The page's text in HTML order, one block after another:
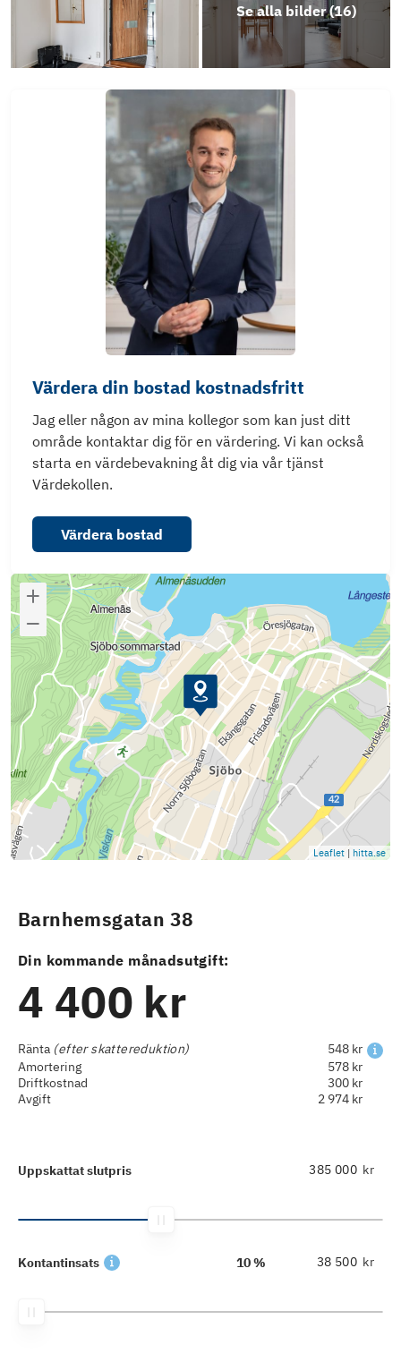
Se alla bilder (16)
Värdera din bostad kostnadsfritt
Jag eller någon av mina kollegor som kan just ditt
område kontaktar dig för en värdering. Vi kan också
starta en värdebevakning åt dig via vår tjänst
Värdekollen.
Värdera bostad
Leaflet | hitta.se
Barnhemsgatan 38
Din kommande månadsutgift:
4 400 kr
Ränta (efter skattereduktion)
548 kr
Amortering
578 kr
Driftkostnad
300 kr
Avgift
2 974 kr
Uppskattat slutpris kr
Kontantinsats 10 % kr